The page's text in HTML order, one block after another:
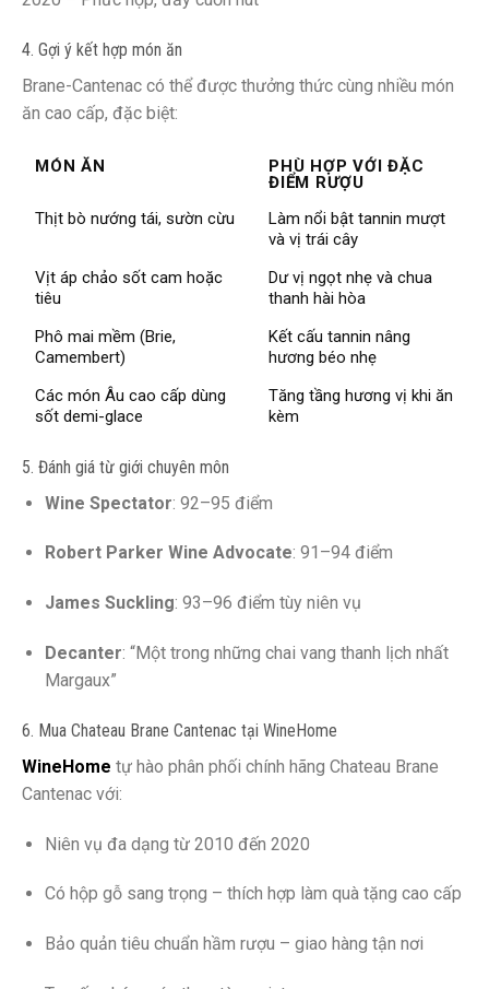
4. Gợi ý kết hợp món ăn
Brane-Cantenac có thể được thưởng thức cùng nhiều món
ăn cao cấp, đặc biệt:
MÓN ĂN
PHÙ HỢP VỚI ĐẶC
ĐIỂM RƯỢU
Thịt bò nướng tái, sườn cừu
Làm nổi bật tannin mượt
và vị trái cây
Vịt áp chảo sốt cam hoặc
tiêu
Dư vị ngọt nhẹ và chua
thanh hài hòa
Phô mai mềm (Brie,
Camembert)
Kết cấu tannin nâng
hương béo nhẹ
Các món Âu cao cấp dùng
sốt demi-glace
Tăng tầng hương vị khi ăn
kèm
5. Đánh giá từ giới chuyên môn
Wine Spectator: 92–95 điểm
Robert Parker Wine Advocate: 91–94 điểm
James Suckling: 93–96 điểm tùy niên vụ
Decanter: “Một trong những chai vang thanh lịch nhất
Margaux”
6. Mua Chateau Brane Cantenac tại WineHome
WineHome tự hào phân phối chính hãng Chateau Brane
Cantenac với:
Niên vụ đa dạng từ 2010 đến 2020
Có hộp gỗ sang trọng – thích hợp làm quà tặng cao cấp
Bảo quản tiêu chuẩn hầm rượu – giao hàng tận nơi